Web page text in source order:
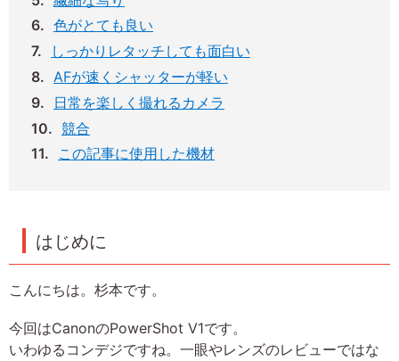
色がとても良い
しっかりレタッチしても面白い
AFが速くシャッターが軽い
日常を楽しく撮れるカメラ
競合
この記事に使用した機材
はじめに
こんにちは。杉本です。
今回はCanonのPowerShot V1です。
いわゆるコンデジですね。一眼やレンズのレビューではな